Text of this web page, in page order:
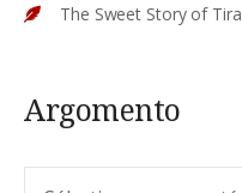
The Sweet Story of
Argomento